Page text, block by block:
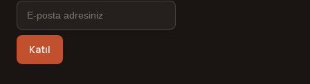
Katıl